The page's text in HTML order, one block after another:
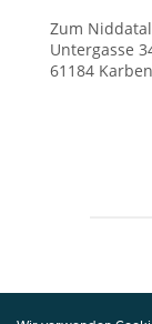
Zum Niddatal
Untergasse
61184 Karben